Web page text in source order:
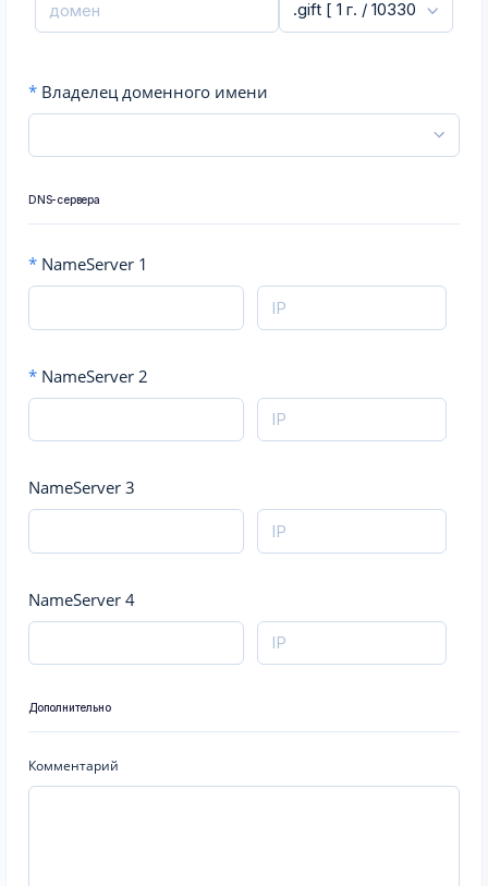
* Владелец доменного имени
DNS-сервера
* NameServer 1
* NameServer 2
NameServer 3
NameServer 4
Дополнительно
Комментарий